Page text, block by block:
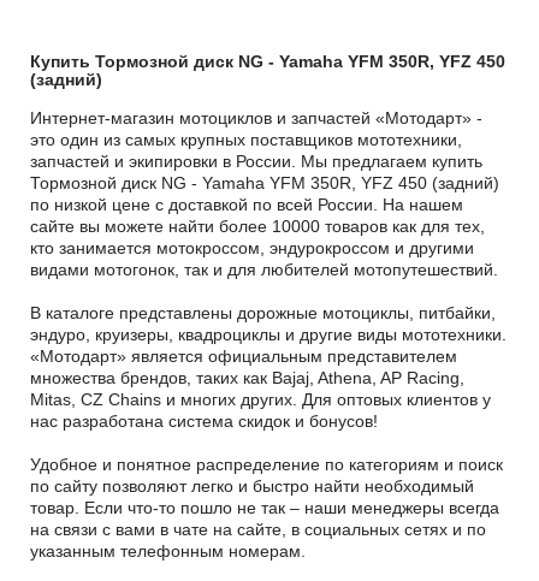
Купить Тормозной диск NG - Yamaha YFM 350R, YFZ 450
(задний)
Интернет-магазин мотоциклов и запчастей «Мотодарт» -
это один из самых крупных поставщиков мототехники,
запчастей и экипировки в России. Мы предлагаем купить
Тормозной диск NG - Yamaha YFM 350R, YFZ 450 (задний)
по низкой цене с доставкой по всей России. На нашем
сайте вы можете найти более 10000 товаров как для тех,
кто занимается мотокроссом, эндурокроссом и другими
видами мотогонок, так и для любителей мотопутешествий.
В каталоге представлены дорожные мотоциклы, питбайки,
эндуро, круизеры, квадроциклы и другие виды мототехники.
«Мотодарт» является официальным представителем
множества брендов, таких как Bajaj, Athena, AP Racing,
Mitas, CZ Chains и многих других. Для оптовых клиентов у
нас разработана система скидок и бонусов!
Удобное и понятное распределение по категориям и поиск
по сайту позволяют легко и быстро найти необходимый
товар. Если что-то пошло не так – наши менеджеры всегда
на связи с вами в чате на сайте, в социальных сетях и по
указанным телефонным номерам.